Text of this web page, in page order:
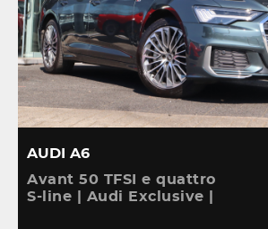
AUDI A6
Avant 50 TFSI e quattro
S-line | Audi Exclusive |